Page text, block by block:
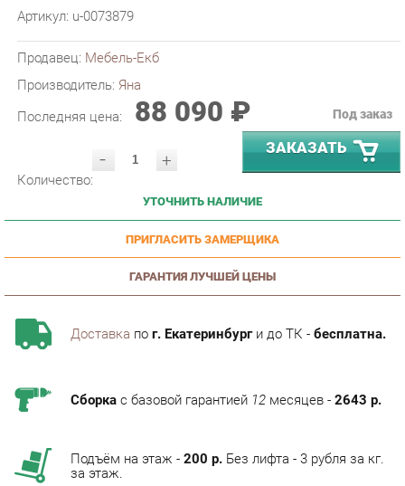
Производитель:Яна
Последняя цена: 88 090 ₽
- ЗАКАЗАТЬ
УТОЧНИТЬ НАЛИЧИЕ
ПРИГЛАСИТЬ ЗАМЕРЩИКА
ГАРАНТИЯ ЛУЧШЕЙ ЦЕНЫ
Доставкапог. Екатеринбурги до ТК -бесплатна.